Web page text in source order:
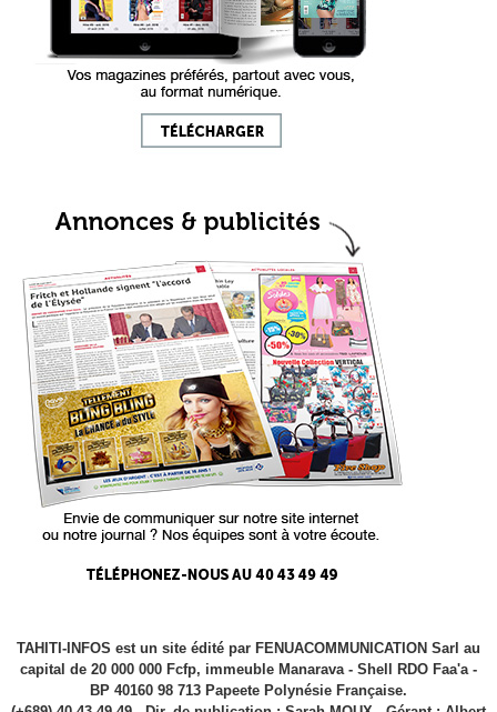
TAHITI-INFOS est un site édité par FENUACOMMUNICATION Sarl au
capital de 20 000 000 Fcfp, immeuble Manarava - Shell RDO Faa'a -
BP 40160 98 713 Papeete Polynésie Française.